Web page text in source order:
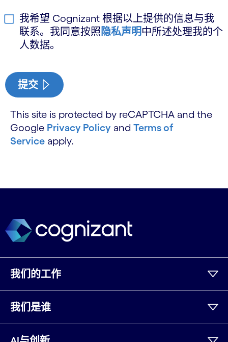
我希望 Cognizant 根据以上提供的信息与我
联系。我同意按照隐私声明 中所述处理我的个
人数据。
提交
This site is protected by reCAPTCHA and the
Google Privacy Policy and Terms of
Service apply.
我们的工作
我们是谁